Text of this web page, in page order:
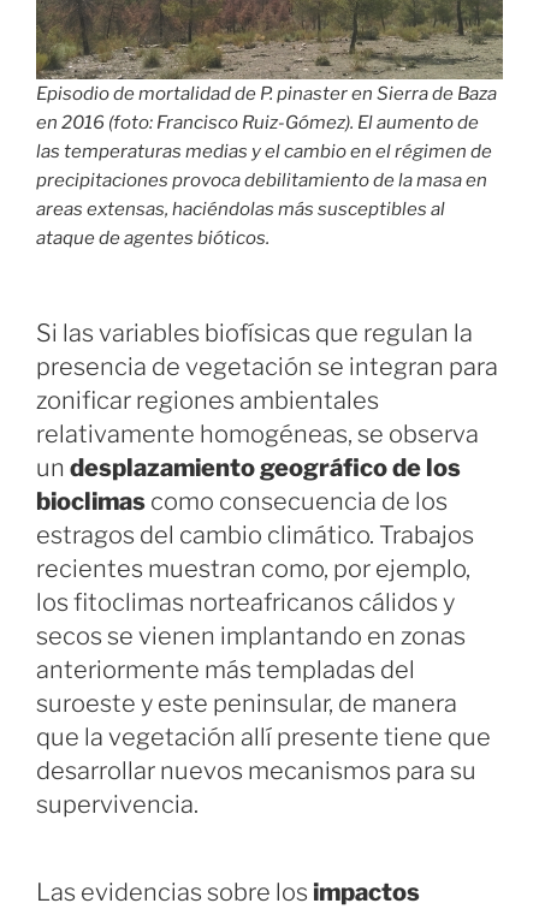
Episodio de mortalidad de P. pinaster en Sierra de Baza
en 2016 (foto: Francisco Ruiz-Gómez). El aumento de
las temperaturas medias y el cambio en el régimen de
precipitaciones provoca debilitamiento de la masa en
areas extensas, haciéndolas más susceptibles al
ataque de agentes bióticos.
Si las variables biofísicas que regulan la
presencia de vegetación se integran para
zonificar regiones ambientales
relativamente homogéneas, se observa
un desplazamiento geográfico de los
bioclimas como consecuencia de los
estragos del cambio climático. Trabajos
recientes muestran como, por ejemplo,
los fitoclimas norteafricanos cálidos y
secos se vienen implantando en zonas
anteriormente más templadas del
suroeste y este peninsular, de manera
que la vegetación allí presente tiene que
desarrollar nuevos mecanismos para su
supervivencia.
Las evidencias sobre los impactos